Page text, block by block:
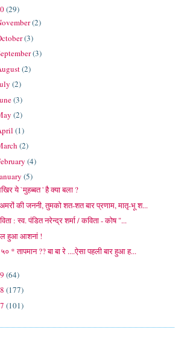
(29)
(2)
(3)
(3)
(2)
(2)
(3)
(2)
(1)
(2)
(4)
(5)
ये `मुहब्बत ' है क्या बला ?
की जननी, तुमको शत-शत बार प्रणाम, मातृ-भू श...
: स्व. पंडित नरेन्द्र शर्मा / कविता - कोष "...
हुआ आशनां !
* तापमान ?? बा बा रे ....ऐसा पहली बार हुआ ह...
(64)
(177)
(101)